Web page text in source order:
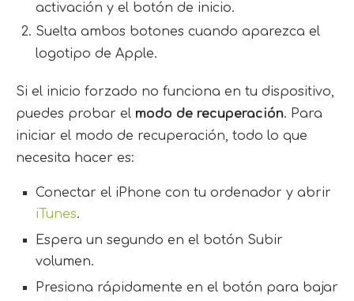
activación y el botón de inicio.
Suelta ambos botones cuando aparezca el
logotipo de Apple.
Si el inicio forzado no funciona en tu dispositivo,
puedes probar el modo de recuperación. Para
iniciar el modo de recuperación, todo lo que
necesita hacer es:
Conectar el iPhone con tu ordenador y abrir
iTunes.
Espera un segundo en el botón Subir
volumen.
Presiona rápidamente en el botón para bajar